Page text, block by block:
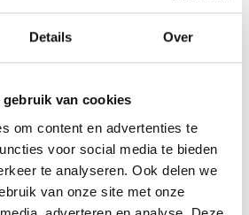
Details Over
gebruik van cookies
om content en advertenties te
voor social media te bieden
te analyseren. Ook delen we
van onze site met onze